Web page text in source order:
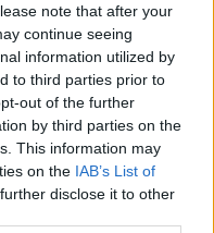
note that after your
continue seeing
information utilized by
to third parties prior to
out of the further
by third parties on the
This information may
on the IAB’s List of
disclose it to other
Μ.Η.Τ.242021
Cookies